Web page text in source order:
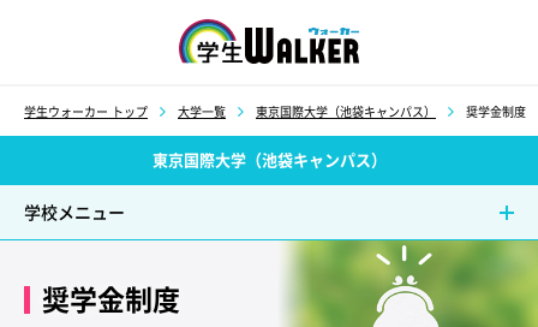
学生ウォーカー トップ 大学一覧 東京国際大学（池袋キャンパス） 奨学金制度
東京国際大学（池袋キャンパス）
学校メニュー
奨学金制度